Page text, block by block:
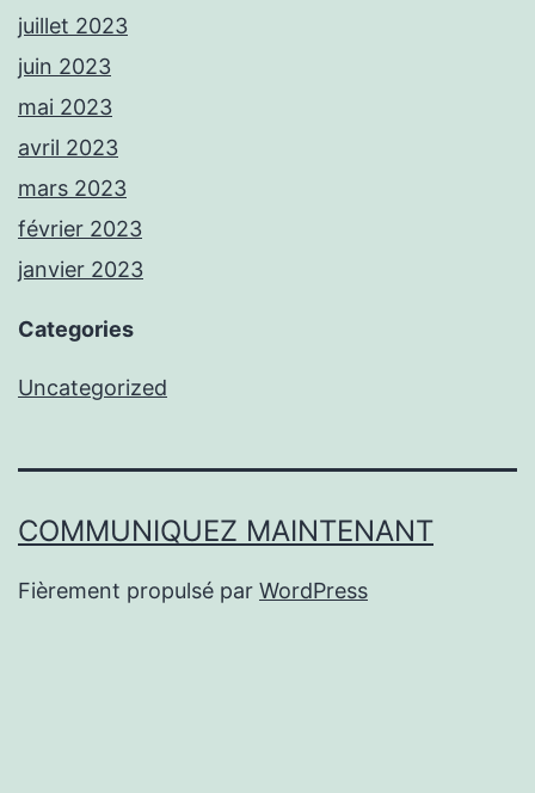
juillet 2023
juin 2023
mai 2023
avril 2023
mars 2023
février 2023
janvier 2023
Categories
Uncategorized
COMMUNIQUEZ MAINTENANT
Fièrement propulsé par WordPress